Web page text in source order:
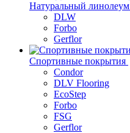
Натуральный линолеум
DLW
Forbo
Gerflor
Спортивные покрытия
Condor
DLV Flooring
EcoStep
Forbo
FSG
Gerflor